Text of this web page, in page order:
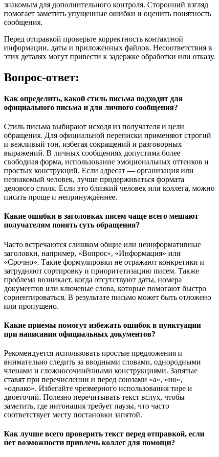
знакомым для дополнительного контроля. Сторонний взгляд
помогает заметить упущенные ошибки и оценить понятность
сообщения.
Перед отправкой проверьте корректность контактной
информации, даты и приложенных файлов. Несоответствия в
этих деталях могут привести к задержке обработки или отказу.
Вопрос-ответ:
Как определить, какой стиль письма подходит для
официального письма и для личного сообщения?
Стиль письма выбирают исходя из получателя и цели
обращения. Для официальной переписки применяют строгий
и вежливый тон, избегая сокращений и разговорных
выражений. В личных сообщениях допустима более
свободная форма, использование эмоциональных оттенков и
простых конструкций. Если адресат — организация или
незнакомый человек, лучше придерживаться формата
делового стиля. Если это близкий человек или коллега, можно
писать проще и непринуждённее.
Какие ошибки в заголовках писем чаще всего мешают
получателям понять суть обращения?
Часто встречаются слишком общие или неинформативные
заголовки, например, «Вопрос», «Информация» или
«Срочно». Такие формулировки не отражают конкретики и
затрудняют сортировку и приоритетизацию писем. Также
проблема возникает, когда отсутствуют даты, номера
документов или ключевые слова, которые помогают быстро
сориентироваться. В результате письмо может быть отложено
или пропущено.
Какие приемы помогут избежать ошибок в пунктуации
при написании официальных документов?
Рекомендуется использовать простые предложения и
внимательно следить за вводными словами, однородными
членами и сложносочинёнными конструкциями. Запятые
ставят при перечислении и перед союзами «а», «но»,
«однако». Избегайте чрезмерного использования тире и
двоеточий. Полезно перечитывать текст вслух, чтобы
заметить, где интонация требует паузы, что часто
соответствует месту постановки запятой.
Как лучше всего проверить текст перед отправкой, если
нет возможности привлечь коллег для помощи?